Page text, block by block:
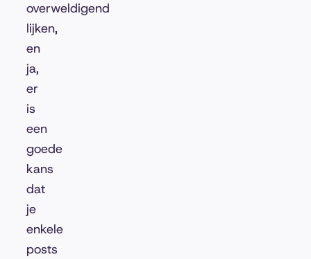
overweldigend
lijken,
en
ja,
er
is
een
goede
kans
dat
je
enkele
posts